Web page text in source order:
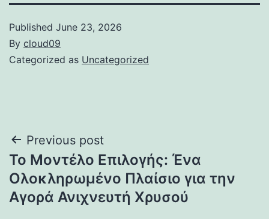
Published June 23, 2026
By cloud09
Categorized as Uncategorized
Post
navigation
Previous post
Το Μοντέλο Επιλογής: Ένα
Ολοκληρωμένο Πλαίσιο για την
Αγορά Ανιχνευτή Χρυσού